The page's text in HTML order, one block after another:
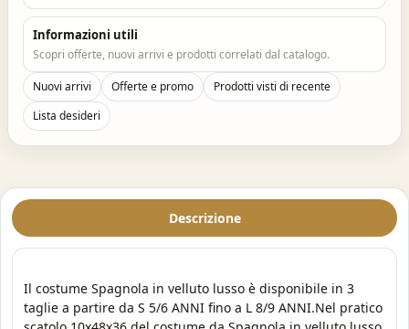
Informazioni utili
Scopri offerte, nuovi arrivi e prodotti correlati dal catalogo.
Nuovi arrivi Offerte e promo
Prodotti visti di recente
Lista desideri
Descrizione
Il costume Spagnola in velluto lusso è disponibile in 3
taglie a partire da S 5/6 ANNI fino a L 8/9 ANNI.Nel pratico